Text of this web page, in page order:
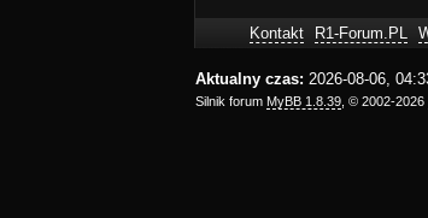
Kontakt R1-Forum.PL
Aktualny czas: 2026-08-06,
Silnik forum MyBB 1.8.39 , © 2002-2026